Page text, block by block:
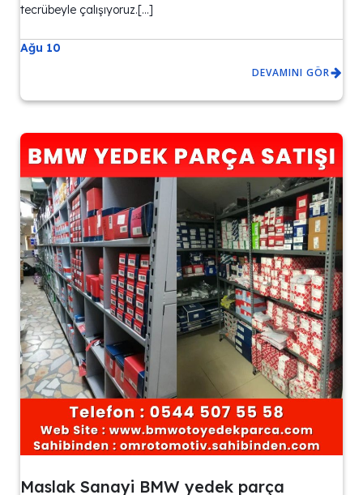
tecrübeyle çalışıyoruz.[…]
Ağu 10
DEVAMINI GÖR
Maslak Sanayi BMW yedek parça